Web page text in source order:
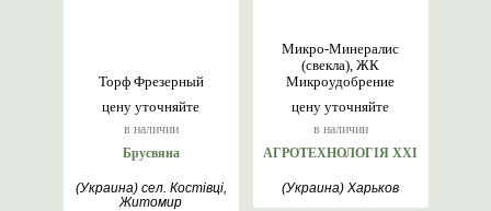
цену уточняйте
в наличии
Торф Фрезерный
Брусвяна
(Украина) сел. Костівці,
Житомир
цену уточняйте
в наличии
Микро-Минералис
(свекла), ЖК
Микроудобрение
АГРОТЕХНОЛОГІЯ ХХІ
(Украина) Харьков